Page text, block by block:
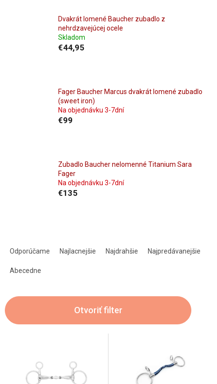
Dvakrát lomené Baucher zubadlo z
nehrdzavejúcej ocele
Skladom
€44,95
Fager Baucher Marcus dvakrát lomené zubadlo
(sweet iron)
Na objednávku 3-7dní
€99
Zubadlo Baucher nelomenné Titanium Sara
Fager
Na objednávku 3-7dní
€135
e
p
Odporúčame Najlacnejšie Najdrahšie Najpredávanejšie
Abecedne
Otvoriť filter